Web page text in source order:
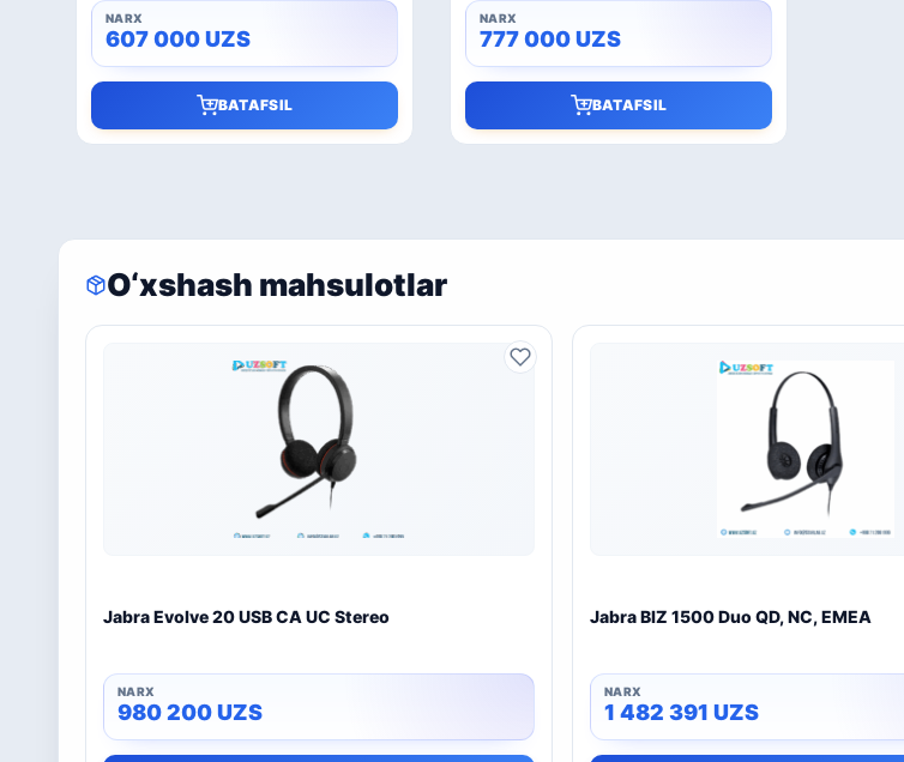
607 000UZS
BATAFSIL
777 000UZS
BATAFSIL
O‘xshash mahsulotlar
Jabra Evolve 20 USB CA UC Stereo
980 200UZS
Jabra BIZ 1500 Duo QD, NC, EMEA
1 482 391 UZS